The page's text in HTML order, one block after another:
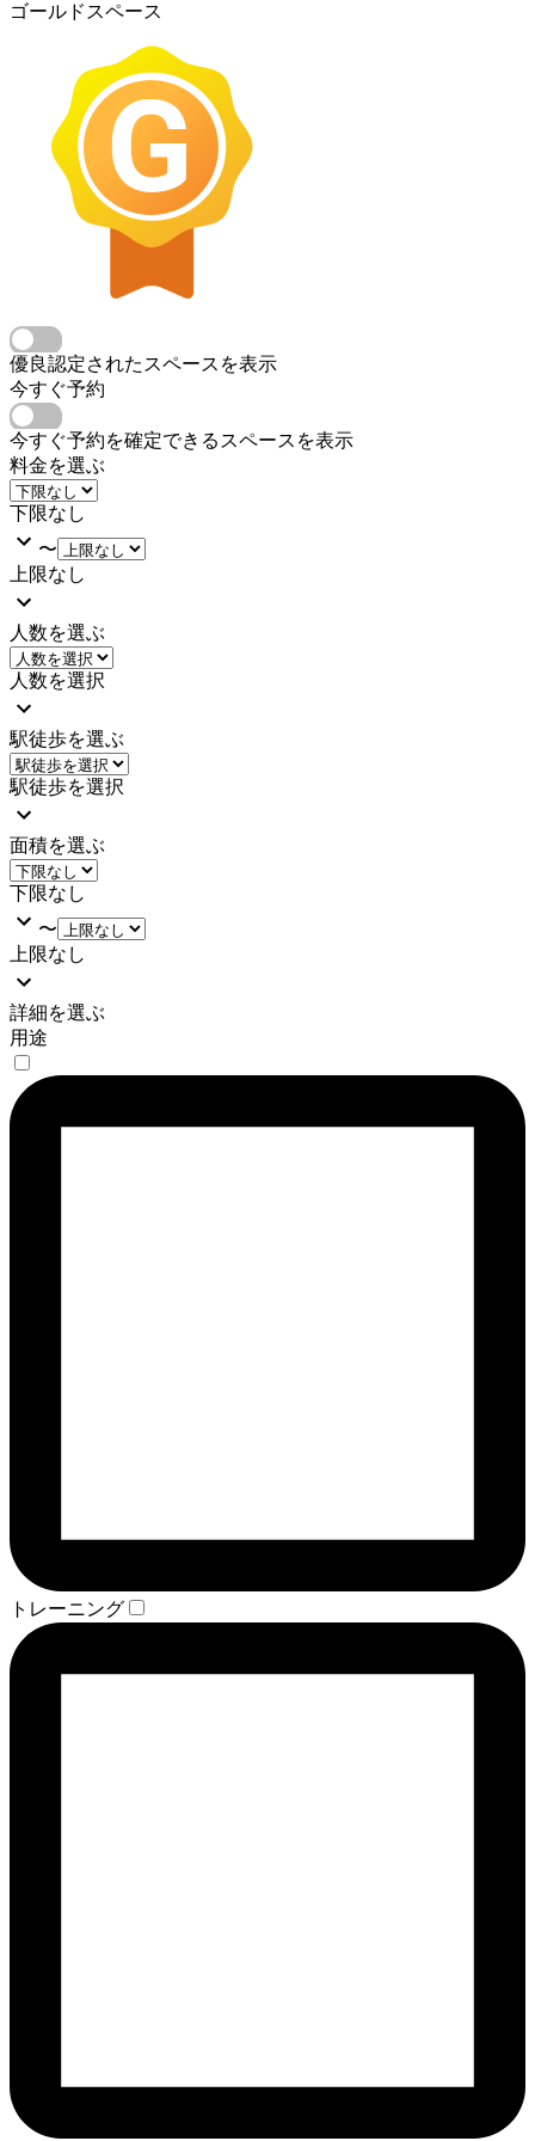
ゴールドスペース
優良認定されたスペースを表示
今すぐ予約
今すぐ予約を確定できるスペースを表示
料金を選ぶ
下限なし
〜
上限なし
人数を選ぶ
人数を選択
駅徒歩を選ぶ
駅徒歩を選択
面積を選ぶ
下限なし
〜
上限なし
詳細を選ぶ
用途
トレーニング